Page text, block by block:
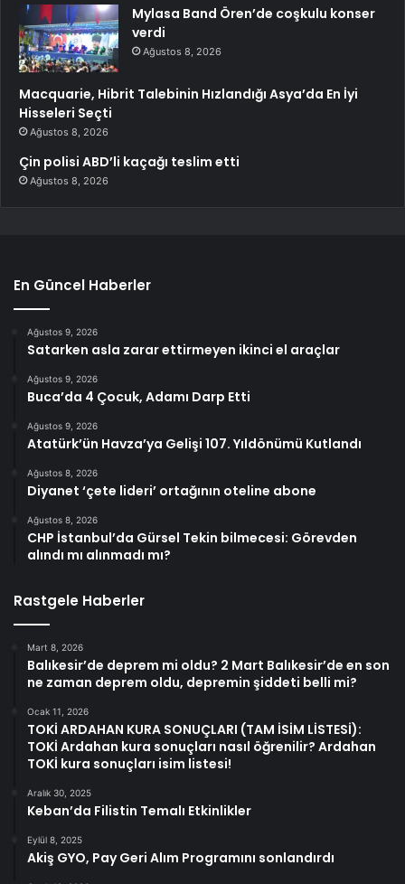
Mylasa Band Ören’de coşkulu konser
verdi
Ağustos 8, 2026
Macquarie, Hibrit Talebinin Hızlandığı Asya’da En İyi
Hisseleri Seçti
Ağustos 8, 2026
Çin polisi ABD’li kaçağı teslim etti
Ağustos 8, 2026
En Güncel Haberler
Ağustos 9, 2026
Satarken asla zarar ettirmeyen ikinci el araçlar
Ağustos 9, 2026
Buca’da 4 Çocuk, Adamı Darp Etti
Ağustos 9, 2026
Atatürk’ün Havza’ya Gelişi 107. Yıldönümü Kutlandı
Ağustos 8, 2026
Diyanet ‘çete lideri’ ortağının oteline abone
Ağustos 8, 2026
CHP İstanbul’da Gürsel Tekin bilmecesi: Görevden
alındı mı alınmadı mı?
Rastgele Haberler
Mart 8, 2026
Balıkesir’de deprem mi oldu? 2 Mart Balıkesir’de en son
ne zaman deprem oldu, depremin şiddeti belli mi?
Ocak 11, 2026
TOKİ ARDAHAN KURA SONUÇLARI (TAM İSİM LİSTESİ):
TOKİ Ardahan kura sonuçları nasıl öğrenilir? Ardahan
TOKİ kura sonuçları isim listesi!
Aralık 30, 2025
Keban’da Filistin Temalı Etkinlikler
Eylül 8, 2025
Akiş GYO, Pay Geri Alım Programını sonlandırdı